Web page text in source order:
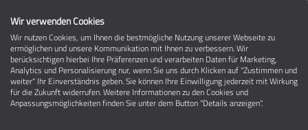
Umzug in 47800 Krefeld-Oppum
Ein Umzug ist Vertrauenssache
Wir verwenden Cookies
Wir nutzen Cookies, um Ihnen die bestmögliche Nutzung unserer Webseite zu
ermöglichen und unsere Kommunikation mit Ihnen zu verbessern. Wir
berücksichtigen hierbei Ihre Präferenzen und verarbeiten Daten für Marketing,
Analytics und Personalisierung nur, wenn Sie uns durch Klicken auf "Zustimmen und
weiter" Ihr Einverständnis geben. Sie können Ihre Einwilligung jederzeit mit Wirkung
für die Zukunft widerrufen. Weitere Informationen zu den Cookies und
Anpassungsmöglichkeiten finden Sie unter dem Button "Details anzeigen".